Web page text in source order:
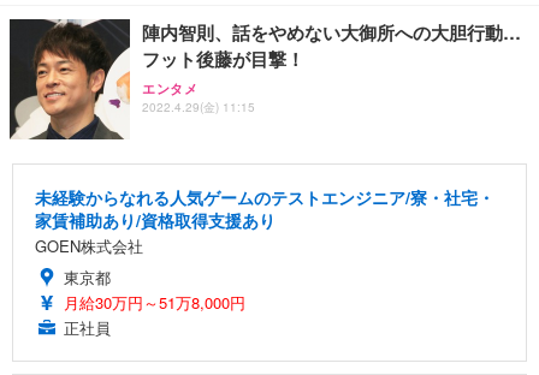
陣内智則、話をやめない大御所への大胆行動…
フット後藤が目撃！
エンタメ
2022.4.29(金) 11:15
未経験からなれる人気ゲームのテストエンジニア/寮・社宅・
家賃補助あり/資格取得支援あり
GOEN株式会社
東京都
月給30万円～51万8,000円
正社員